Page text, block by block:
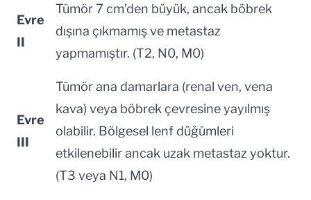
Evre
II
Tümör 7 cm’den büyük, ancak böbrek
dışına çıkmamış ve metastaz
yapmamıştır. (T2, N0, M0)
Evre
III
Tümör ana damarlara (renal ven, vena
kava) veya böbrek çevresine yayılmış
olabilir. Bölgesel lenf düğümleri
etkilenebilir ancak uzak metastaz yoktur.
(T3 veya N1, M0)